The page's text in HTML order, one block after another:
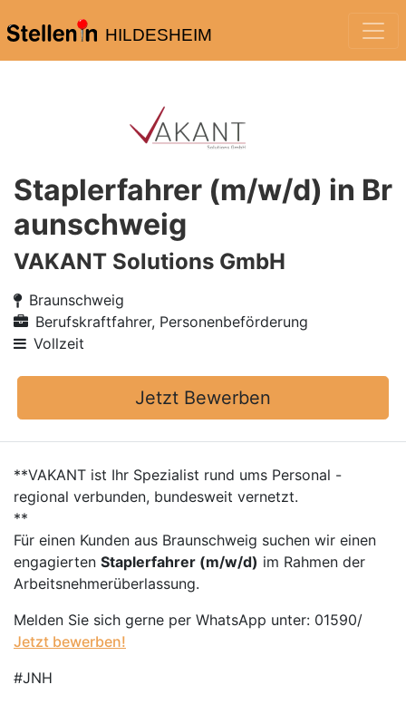
HILDESHEIM
Staplerfahrer (m/w/d) in Br
aunschweig
VAKANT Solutions GmbH
Braunschweig
Berufskraftfahrer, Personenbeförderung
Vollzeit
Jetzt Bewerben
**VAKANT ist Ihr Spezialist rund ums Personal -
regional verbunden, bundesweit vernetzt.
**
Für einen Kunden aus Braunschweig suchen wir einen
engagierten Staplerfahrer (m/w/d) im Rahmen der
Arbeitsnehmerüberlassung.
Melden Sie sich gerne per WhatsApp unter: 01590/
Jetzt bewerben!
#JNH